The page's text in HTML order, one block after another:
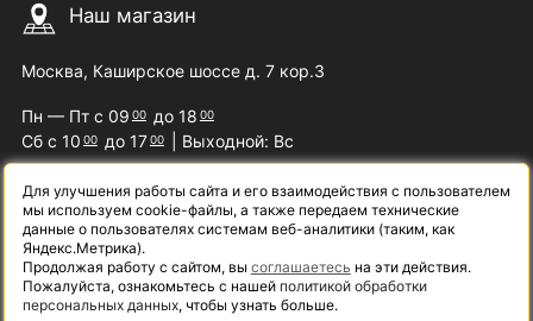
Наш магазин
Москва, Каширское шоссе д. 7 кор.3
Пн — Пт с 09 00 до 18 00
Сб с 10 00 до 1700 | Выходной: Вс
Наши контакты
8 (800) 200-09-07
info@samelectro.ru
Для улучшения работы сайта и его взаимодействия с пользователем
мы используем cookie-файлы, а также передаем технические
данные о пользователях системам веб-аналитики (таким, как
Яндекс.Метрика).
Продолжая работу с сайтом, вы соглашаетесь на эти действия.
Пожалуйста, ознакомьтесь с нашей политикой обработки
персональных данных, чтобы узнать больше.